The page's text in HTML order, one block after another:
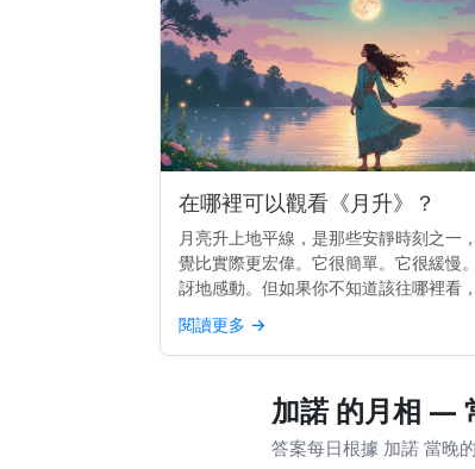
在哪裡可以觀看《月升》？
月亮升上地平線，是那些安靜時刻之一
覺比實際更宏偉。它很簡單。它很緩慢
訝地感動。但如果你不知道該往哪裡看
不總是那麼容易。 快速提示： 面向東方
闊，能看到地平線。較高的地勢或面向開
海灘效果最佳。 為...
閱讀更多 →
加諾 的月相 —
答案每日根據 加諾 當晚